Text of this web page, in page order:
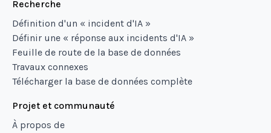
Recherche
Définition d'un « incident d'IA »
Définir une « réponse aux incidents d'IA »
Feuille de route de la base de données
Travaux connexes
Télécharger la base de données complète
Projet et communauté
À propos de